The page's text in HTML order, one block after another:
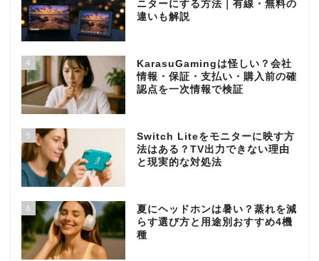
ニターにする方法｜有線・無料の
違いも解説
4
KarasuGamingは怪しい？会社
情報・保証・支払い・購入前の確
認点を一次情報で検証
5
Switch Liteをモニターに映す方
法はある？TV出力できない理由
と現実的な対処法
6
夏にヘッドホンは暑い？蒸れを減
らす選び方と用途別おすすめ4機
種